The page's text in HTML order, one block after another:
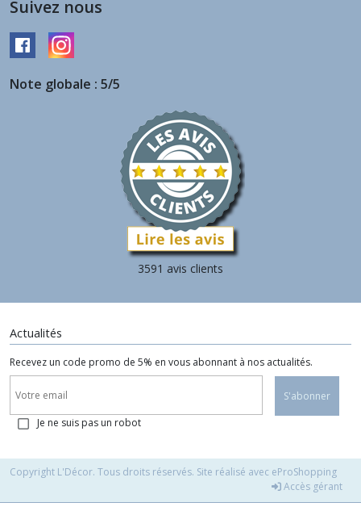
Suivez nous
Note globale : 5/5
3591 avis clients
Actualités
Recevez un code promo de 5% en vous abonnant à nos actualités.
S'abonner
Je ne suis pas un robot
Copyright L'Décor. Tous droits réservés. Site réalisé avec eProShopping
Accès gérant